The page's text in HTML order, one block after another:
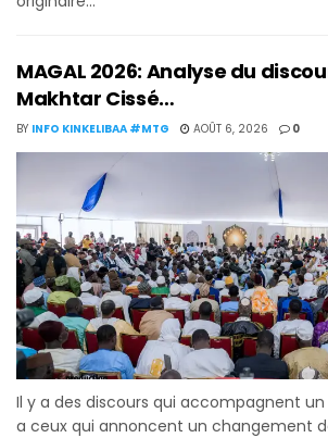
MAGAL 2026: Analyse du
Makhtar Cissé…
BY INFO KINKELIBAA #MTG AOÛT 6, 2026 0
Il y a des discours qui accompagnent
a ceux qui annoncent un changement